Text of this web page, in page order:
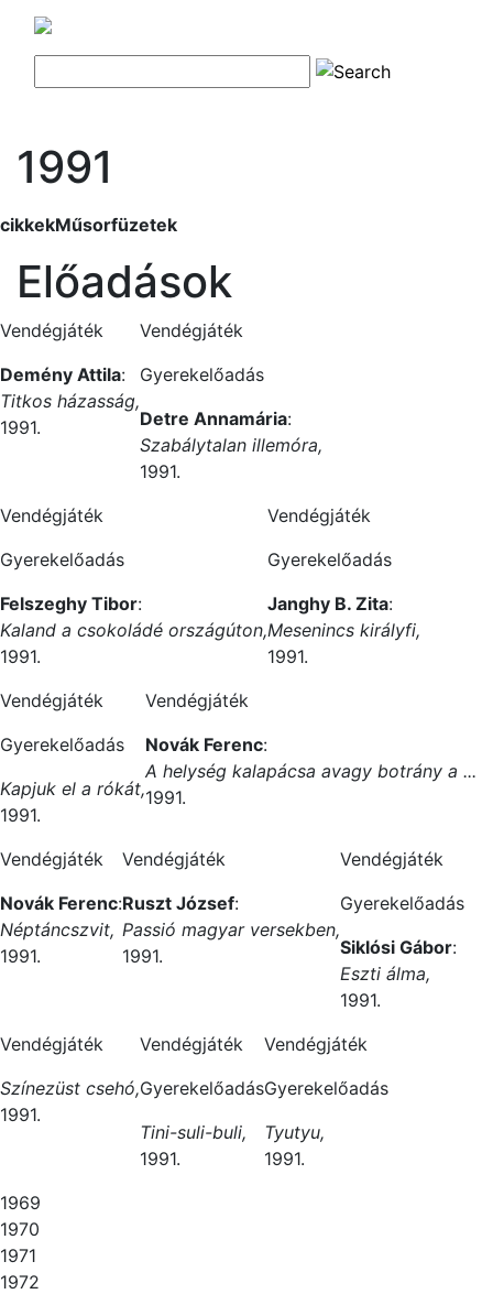
1991
cikkekMűsorfüzetek
Előadások
Vendégjáték
Demény Attila:
Titkos házasság,
1991.
Vendégjáték
Gyerekelőadás
Detre Annamária:
Szabálytalan illemóra,
1991.
Vendégjáték
Gyerekelőadás
Felszeghy Tibor:
Kaland a csokoládé országúton,
1991.
Vendégjáték
Gyerekelőadás
Janghy B. Zita:
Mesenincs királyfi,
1991.
Vendégjáték
Gyerekelőadás
Kapjuk el a rókát,
1991.
Vendégjáték
Novák Ferenc:
A helység kalapácsa avagy botrány a ...
1991.
Vendégjáték
Novák Ferenc:
Néptáncszvit,
1991.
Vendégjáték
Ruszt József:
Passió magyar versekben,
1991.
Vendégjáték
Gyerekelőadás
Siklósi Gábor:
Eszti álma,
1991.
Vendégjáték
Színezüst csehó,
1991.
Vendégjáték
Gyerekelőadás
Tini-suli-buli,
1991.
Vendégjáték
Gyerekelőadás
Tyutyu,
1991.
1969
1970
1971
1972